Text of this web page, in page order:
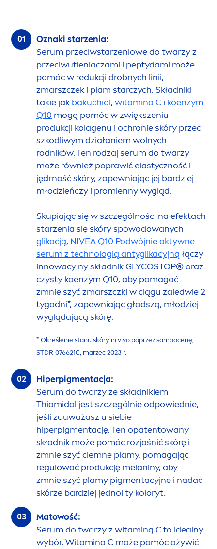
Oznaki starzenia:
Serum przeciwstarzeniowe do twarzy z
przeciwutleniaczami i peptydami może
pomóc w redukcji drobnych linii,
zmarszczek i plam starczych. Składniki
takie jak bakuchiol, witamina C i koenzym
Q10 mogą pomóc w zwiększeniu
produkcji kolagenu i ochronie skóry przed
szkodliwym działaniem wolnych
rodników. Ten rodzaj serum do twarzy
może również poprawić elastyczność i
jędrność skóry, zapewniając jej bardziej
młodzieńczy i promienny wygląd.
Skupiając się w szczególności na efektach
starzenia się skóry spowodowanych
glikacją, NIVEAQ10 Podwójnie aktywne
serum z technologią antyglikacyjną łączy
innowacyjny składnik GLYCOSTOP® oraz
czysty koenzym Q10, aby pomagać
zmniejszyć zmarszczki w ciągu zaledwie 2
tygodni*, zapewniając gładszą, młodziej
wyglądającą skórę.
* Określenie stanu skóry in vivo poprzez samoocenę,
STDR-076621C, marzec 2023 r.
Hiperpigmentacja:
Serum do twarzy ze składnikiem
Thiamidol jest szczególnie odpowiednie,
jeśli zauważasz u siebie
hiperpigmentację. Ten opatentowany
składnik może pomóc rozjaśnić skórę i
zmniejszyć ciemne plamy, pomagając
regulować produkcję melaniny, aby
zmniejszyć plamy pigmentacyjne i nadać
skórze bardziej jednolity koloryt.
Matowość:
Serum do twarzy z witaminą C to idealny
wybór. Witamina C może pomóc ożywić